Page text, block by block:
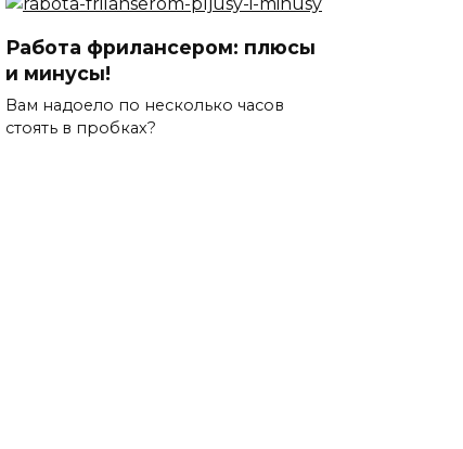
Работа фрилансером: плюсы
и минусы!
Вам надоело по несколько часов
стоять в пробках?